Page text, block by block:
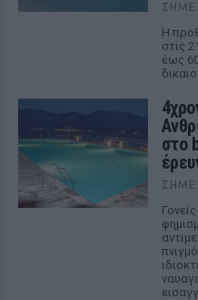
Η
στις
έως
στο